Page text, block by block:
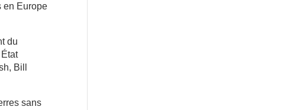
en Europe
du
Bill
sans